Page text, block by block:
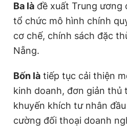
Ba là đề xuất Trung ương
tổ chức mô hình chính
cơ chế, chính sách đặc
Nẵng.
Bốn là tiếp tục cải thiện
kinh doanh, đơn giản thủ
khuyến khích tư nhân
cường đối thoại doanh